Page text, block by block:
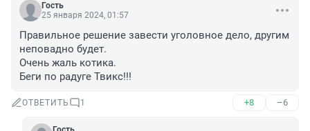
Гость
25 января 2024, 01:57
Правильное решение завести уголовное дело, другим
неповадно будет.
Очень жаль котика.
Беги по радуге Твикс!!!
ОТВЕТИТЬ 1 +8 –6